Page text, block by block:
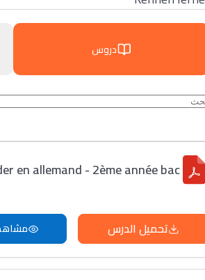
دروس
en allemand - 2ème année bac
تحميل الدرس